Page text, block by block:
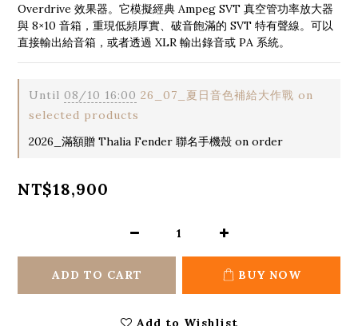
Overdrive 效果器。它模擬經典 Ampeg SVT 真空管功率放大器
與 8×10 音箱，重現低頻厚實、破音飽滿的 SVT 特有聲線。可以
直接輸出給音箱，或者透過 XLR 輸出錄音或 PA 系統。
Until 08/10 16:00 26_07_夏日音色補給大作戰 on
selected products
2026_滿額贈 Thalia Fender 聯名手機殼 on order
NT$18,900
ADD TO CART BUY NOW
Add to Wishlist